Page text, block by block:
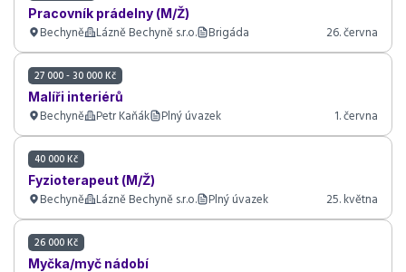
Pracovník prádelny (M/Ž)
Bechyně Lázně Bechyně s.r.o. Brigáda 26. června
27 000 - 30 000 Kč
Malíři interiérů
Bechyně Petr Kaňák Plný úvazek 1. června
40 000 Kč
Fyzioterapeut (M/Ž)
Bechyně Lázně Bechyně s.r.o. Plný úvazek 25. května
26 000 Kč
Myčka/myč nádobí